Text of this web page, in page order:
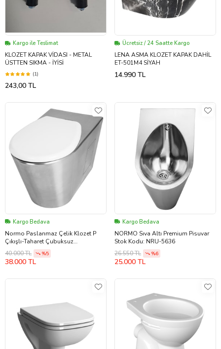
Kargo ile Teslimat
KLOZET KAPAK VİDASI - METAL
ÜSTTEN SIKMA - İYİSİ
(1)
243,00 TL
Ücretsiz / 24 Saatte Kargo
LENA ASMA KLOZET KAPAK DAHİL
ET-501M4 SİYAH
14.990 TL
Kargo Bedava
Normo Paslanmaz Çelik Klozet P
Çıkışlı-Taharet Çubuksuz
370x580x350mm (NRC-6035-PXXL)
40.000 TL %5
38.000 TL
Kargo Bedava
NORMO Sıva Altı Premium Pisuvar
Stok Kodu: NRU-5636
26.550 TL
%6
25.000 TL